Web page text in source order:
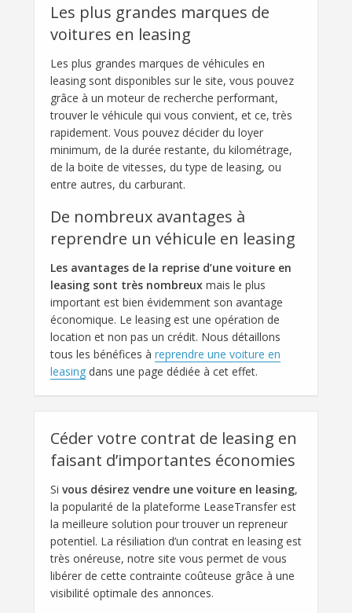
Les plus grandes marques de
voitures en leasing
Les plus grandes marques de véhicules en
leasing sont disponibles sur le site, vous pouvez
grâce à un moteur de recherche performant,
trouver le véhicule qui vous convient, et ce, très
rapidement. Vous pouvez décider du loyer
minimum, de la durée restante, du kilométrage,
de la boite de vitesses, du type de leasing, ou
entre autres, du carburant.
De nombreux avantages à
reprendre un véhicule en leasing
Les avantages de la reprise d’une voiture en
leasing sont très nombreux mais le plus
important est bien évidemment son avantage
économique. Le leasing est une opération de
location et non pas un crédit. Nous détaillons
tous les bénéfices à reprendre une voiture en
leasing dans une page dédiée à cet effet.
Céder votre contrat de leasing en
faisant d’importantes économies
Si vous désirez vendre une voiture en leasing,
la popularité de la plateforme LeaseTransfer est
la meilleure solution pour trouver un repreneur
potentiel. La résiliation d’un contrat en leasing est
très onéreuse, notre site vous permet de vous
libérer de cette contrainte coûteuse grâce à une
visibilité optimale des annonces.